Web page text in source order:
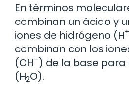
En términos
combinan un ácido y
iones de hidrógeno (H+
combinan con los
(OH–) de la base
(H2O).